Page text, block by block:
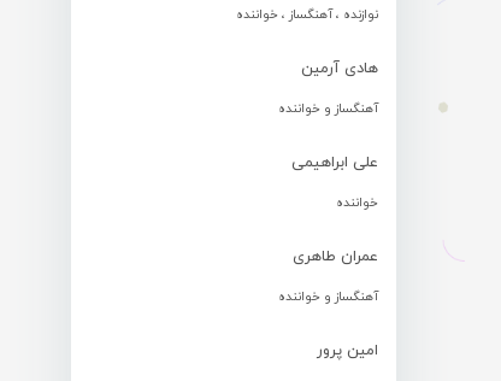
نوازنده ، آهنگساز ، خواننده
هادی آرمین
آهنگساز و خواننده
علی ابراهیمی
خواننده
عمران طاهری
آهنگساز و خواننده
امین پرور